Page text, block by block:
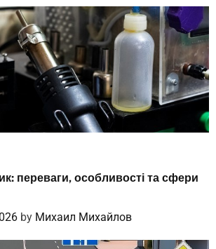
переваги, особливості та сфери
by Михаил Михайлов